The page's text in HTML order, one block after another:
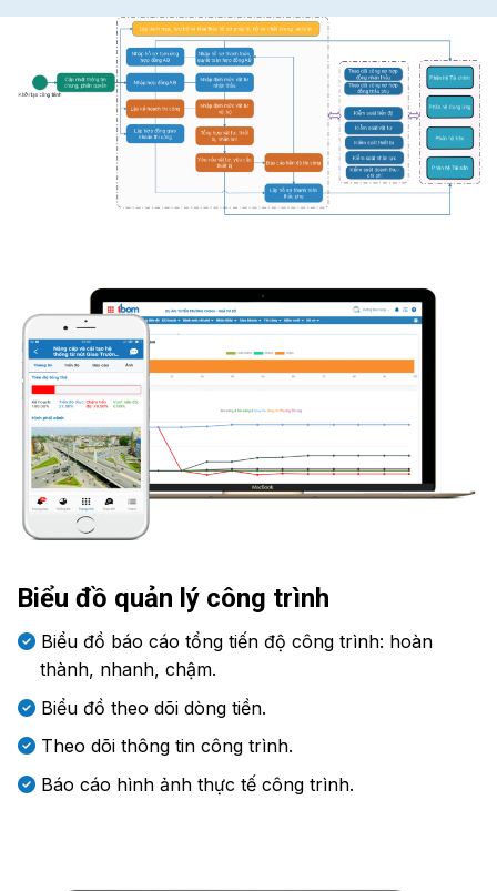
Biểu đồ quản lý công trình
Biểu đồ báo cáo tổng tiến độ công trình: hoàn
thành, nhanh, chậm.
Biểu đồ theo dõi dòng tiền.
Theo dõi thông tin công trình.
Báo cáo hình ảnh thực tế công trình.